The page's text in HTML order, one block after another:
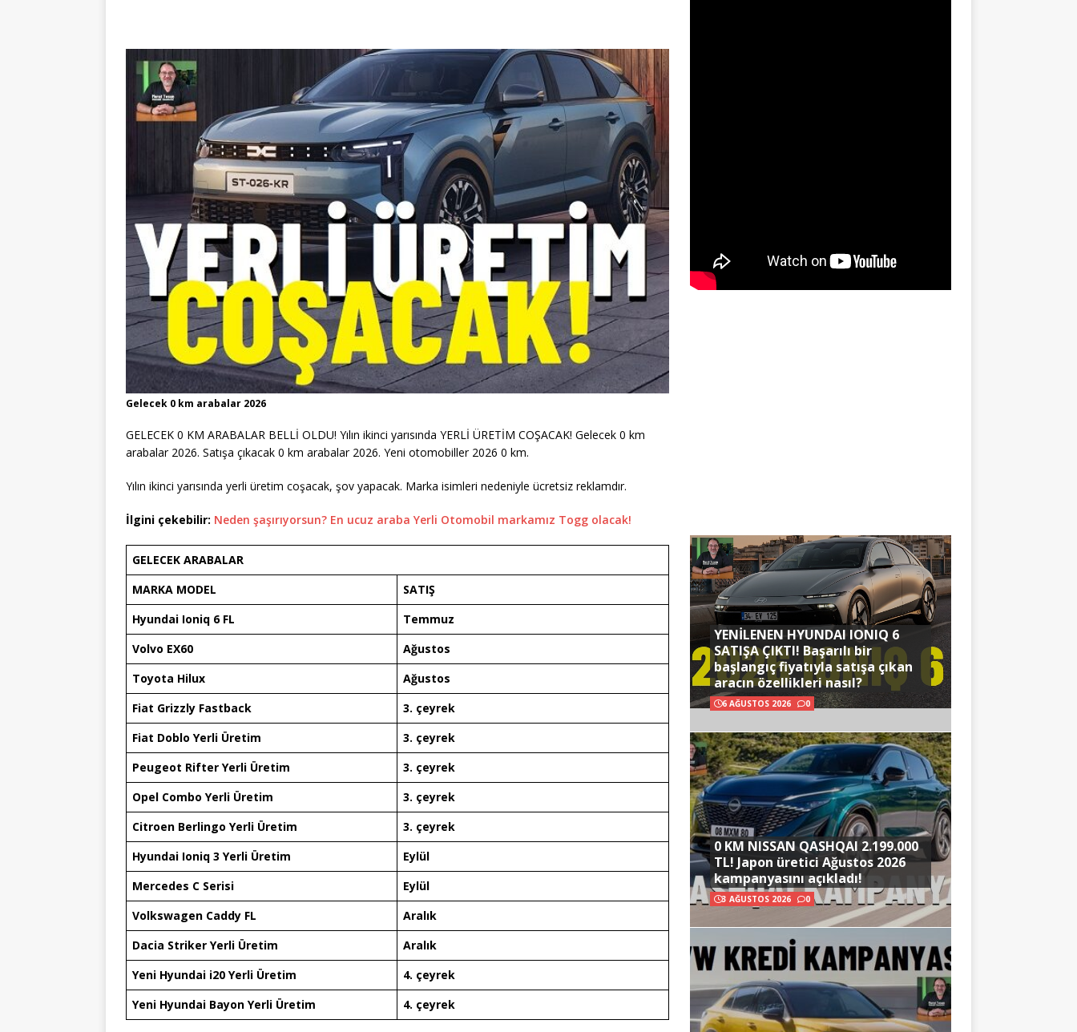
Gelecek 0 km arabalar 2026
GELECEK 0 KM ARABALAR BELLİ OLDU! Yılın ikinci yarısında YERLİ ÜRETİM COŞACAK! Gelecek 0 km
arabalar 2026. Satışa çıkacak 0 km arabalar 2026. Yeni otomobiller 2026 0 km.
Yılın ikinci yarısında yerli üretim coşacak, şov yapacak. Marka isimleri nedeniyle ücretsiz reklamdır.
İlgini çekebilir: Neden şaşırıyorsun? En ucuz araba Yerli Otomobil markamız Togg olacak!
GELECEK ARABALAR
MARKA MODEL
SATIŞ
Hyundai Ioniq 6 FL
Temmuz
Volvo EX60
Ağustos
Toyota Hilux
Ağustos
Fiat Grizzly Fastback
3. çeyrek
Fiat Doblo Yerli Üretim
3. çeyrek
Peugeot Rifter Yerli Üretim
3. çeyrek
Opel Combo Yerli Üretim
3. çeyrek
Citroen Berlingo Yerli Üretim
3. çeyrek
Hyundai Ioniq 3 Yerli Üretim
Eylül
Mercedes C Serisi
Eylül
Volkswagen Caddy FL
Aralık
Dacia Striker Yerli Üretim
Aralık
Yeni Hyundai i20 Yerli Üretim
4. çeyrek
Yeni Hyundai Bayon Yerli Üretim
4. çeyrek
YENİLENEN HYUNDAI IONIQ 6
SATIŞA ÇIKTI! Başarılı bir
başlangıç fiyatıyla satışa çıkan
aracın özellikleri nasıl?
6 AĞUSTOS 2026 0
0 KM NISSAN QASHQAI 2.199.000
TL! Japon üretici Ağustos 2026
kampanyasını açıkladı!
3 AĞUSTOS 2026 0